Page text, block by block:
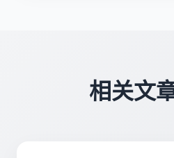
相关文